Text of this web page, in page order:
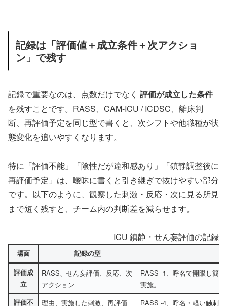
記録は「評価値＋成立条件＋次アクショ
ン」で残す
記録で重要なのは、点数だけでなく 評価が成立した条件
を残すことです。RASS、CAM-ICU / ICDSC、離床判
断、再評価予定を同じ型で書くと、次シフトや他職種が状
態変化を追いやすくなります。
特に「評価不能」「陰性だが違和感あり」「鎮静調整後に
再評価予定」は、曖昧に書くと引き継ぎで抜けやすい部分
です。以下のように、観察した刺激・反応・次に見る所見
まで短く残すと、チーム内の判断差を減らせます。
ICU 鎮静・せん妄評価の記録
場面 記録の型
評価成
立
RASS、せん妄評価、反応、次
アクション
RASS -1、呼名で開眼し簡
実施。
評価不
理由、実施した刺激、再評価
RASS -4、呼名・軽い触刺